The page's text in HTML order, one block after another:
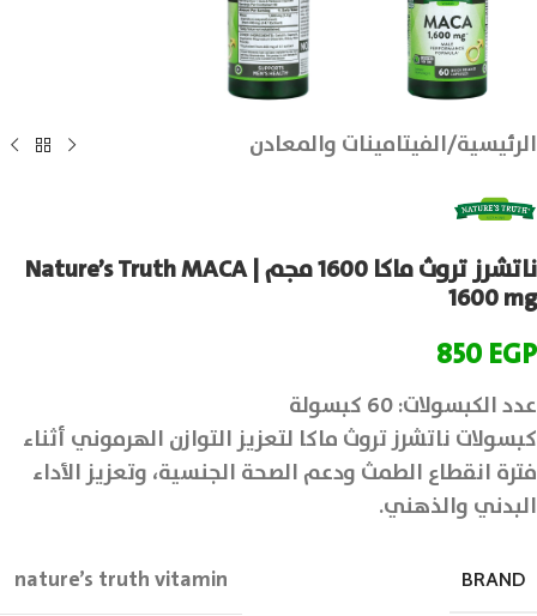
الرئيسية/الفيتامينات والمعادن
ناتشرز تروث ماكا 1600 مجم | Nature’s Truth MACA
1600 mg
850EGP
عدد الكبسولات: 60 كبسولة
كبسولات ناتشرز تروث ماكا لتعزيز التوازن الهرموني أثناء
فترة انقطاع الطمث ودعم الصحة الجنسية، وتعزيز الأداء
البدني والذهني.
BRAND
nature’s truth vitamin